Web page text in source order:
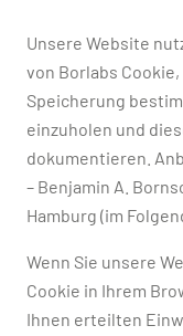
Unsere Website
von Borlabs
Speicherung
einzuholen und
dokumentieren.
– Benjamin A.
Hamburg (im
Wenn Sie unsere
Cookie in Ihrem
Ihnen erteilten